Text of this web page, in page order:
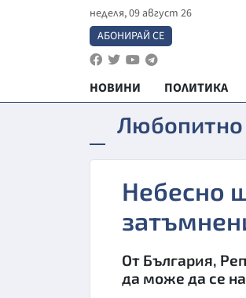
неделя, 09 август 26
АБОНИРАЙ СЕ
НОВИНИ ПОЛИТИКА
Любопитно
Небесно
От България,
да може да се